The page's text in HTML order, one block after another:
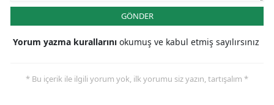
GÖNDER
Yorum yazma kurallarını okumuş ve kabul etmiş sayılırsınız
* Bu içerik ile ilgili yorum yok, ilk yorumu siz yazın, tartışalım *